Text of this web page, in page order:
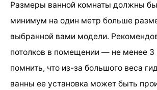
Размеры ванной комнаты должны
минимум на один метр больше
выбранной вами модели.
потолков в помещении — не менее 3
помнить, что из-за большого веса
ванны ее установка может быть